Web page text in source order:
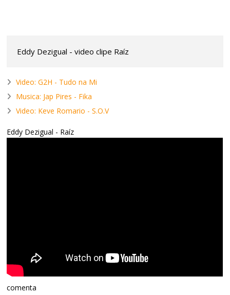
Eddy Dezigual - video clipe Raíz
Video: G2H - Tudo na Mi
Musica: Jap Pires - Fika
Video: Keve Romario - S.O.V
Eddy Dezigual - Raíz
comenta